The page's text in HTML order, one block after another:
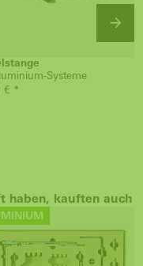
Systeme
€ *
haben, kauften auch